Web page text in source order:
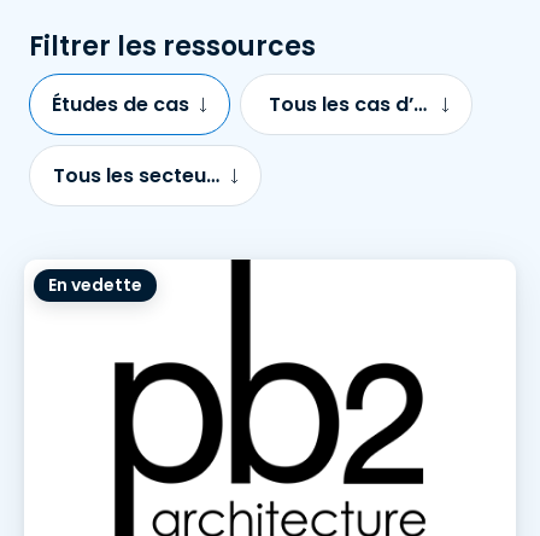
Filtrer les ressources
Études de cas Tous les cas d’utilisation
Tous les secteurs d’activité
En vedette